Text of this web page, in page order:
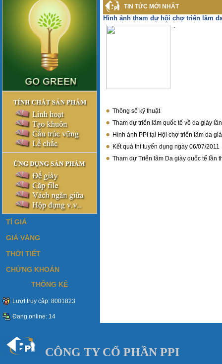
TỈ GIÁ
GIÁ VÀNG
THỜI TIẾT
CHỨNG KHOÁN
THỐNG KÊ
Lượt truy cập: 8001823
Đang online: 14
TIN TỨC MỚI NHẤT
Hình ảnh tham dự hội chợ triển lãm
.
Thông số kỹ thuật
Tham dự triển lãm quốc tế về da giày
Hình ảnh PPI tại Hội chợ triển lãm da
Kết quả thi tuyển dụng ngày 06/07/2011
Tham dự Triển lãm Da giày quốc tế lần
CÔNG TY CỔ PHẦN PPI